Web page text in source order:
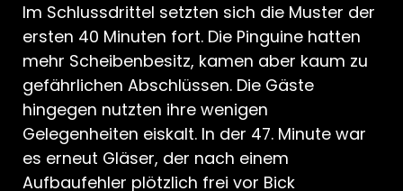
Im Schlussdrittel setzten sich die Muster der
ersten 40 Minuten fort. Die Pinguine hatten
mehr Scheibenbesitz, kamen aber kaum zu
gefährlichen Abschlüssen. Die Gäste
hingegen nutzten ihre wenigen
Gelegenheiten eiskalt. In der 47. Minute war
es erneut Gläser, der nach einem
Aufbaufehler plötzlich frei vor Bick